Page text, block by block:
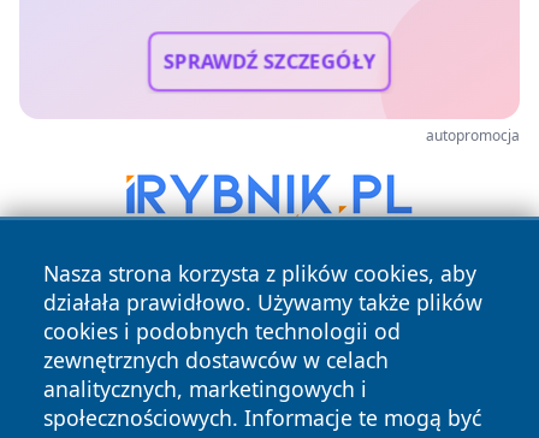
SPRAWDŹ SZCZEGÓŁY
autopromocja
Nasza strona korzysta z plików cookies, aby
działała prawidłowo. Używamy także plików
cookies i podobnych technologii od
zewnętrznych dostawców w celach
analitycznych, marketingowych i
społecznościowych. Informacje te mogą być
Copyright © 2026 bielskonews.pl Wszystkie prawa